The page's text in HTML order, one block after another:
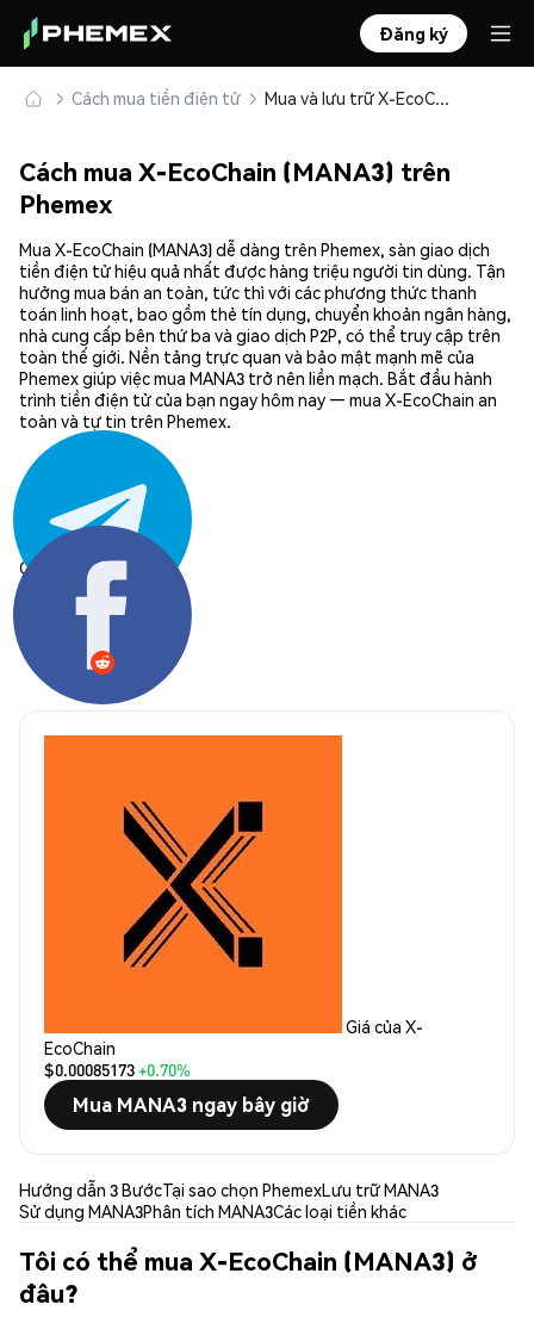
Đăng ký
Cách mua tiền điện tử Mua và lưu trữ X-EcoChain (MANA3) an toàn
Cách mua X-EcoChain (MANA3) trên
Phemex
Mua X-EcoChain (MANA3) dễ dàng trên Phemex, sàn giao dịch
tiền điện tử hiệu quả nhất được hàng triệu người tin dùng. Tận
hưởng mua bán an toàn, tức thì với các phương thức thanh
toán linh hoạt, bao gồm thẻ tín dụng, chuyển khoản ngân hàng,
nhà cung cấp bên thứ ba và giao dịch P2P, có thể truy cập trên
toàn thế giới. Nền tảng trực quan và bảo mật mạnh mẽ của
Phemex giúp việc mua MANA3 trở nên liền mạch. Bắt đầu hành
trình tiền điện tử của bạn ngay hôm nay — mua X-EcoChain an
toàn và tự tin trên Phemex.
Chia sẻ:
Giá của X-
EcoChain
$0.00085173+0.70%
Mua MANA3 ngay bây giờ
Hướng dẫn 3 BướcTại sao chọn PhemexLưu trữ MANA3
Sử dụng MANA3Phân tích MANA3Các loại tiền khác
Tôi có thể mua X-EcoChain (MANA3) ở
đâu?